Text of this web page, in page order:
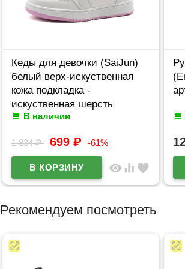
Кеды для девочки (SaiJun)
белый верх-искуственная
кожа подкладка -
искуственная шерсть
артикул czz-C6566-8
В наличии
1 834₽ 699 ₽ -61%
visibility equalizer favorite
Рекомендуем посмотреть